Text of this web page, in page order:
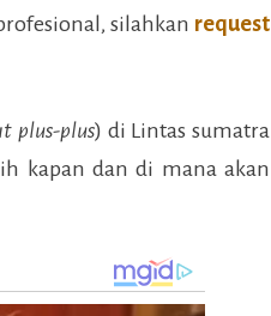
silahkan request
plus-plus) di Lintas sumatra
kapan dan di mana akan